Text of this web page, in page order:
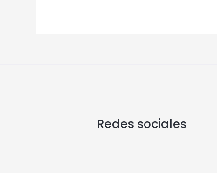
Redes sociales